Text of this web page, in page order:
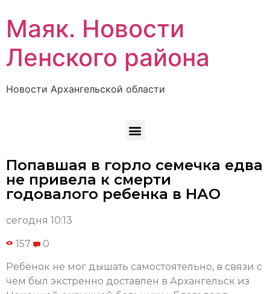
Маяк. Новости
Ленского района
Новости Архангельской области
Попавшая в горло семечка едва
не привела к смерти
годовалого ребенка в НАО
сегодня 10:13
157 0
Ребёнок не мог дышать самостоятельно, в связи с
чем был экстренно доставлен в Архангельск из